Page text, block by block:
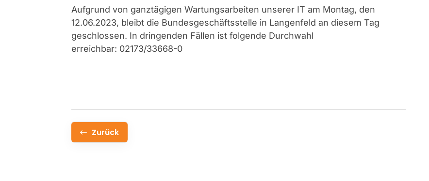
Aufgrund von ganztägigen Wartungsarbeiten unserer IT am Montag, den
12.06.2023, bleibt die Bundesgeschäftsstelle in Langenfeld an diesem Tag
geschlossen. In dringenden Fällen ist folgende Durchwahl
erreichbar: 02173/33668-0
Zurück